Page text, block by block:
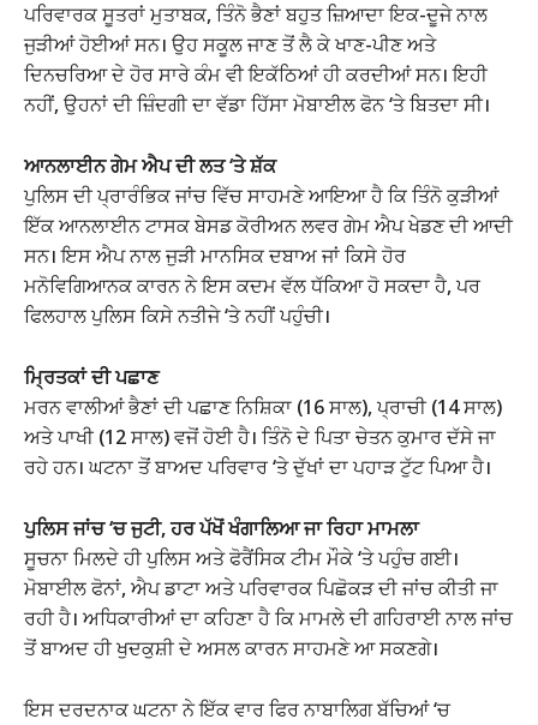
ਪਰਿਵਾਰਕ ਸੂਤਰਾਂ ਮੁਤਾਬਕ, ਤਿੰਨੋ ਭੈਣਾਂ ਬਹੁਤ ਜ਼ਿਆਦਾ ਇਕ-ਦੂਜੇ ਨਾਲ
ਜੁੜੀਆਂ ਹੋਈਆਂ ਸਨ। ਉਹ ਸਕੂਲ ਜਾਣ ਤੋਂ ਲੈ ਕੇ ਖਾਣ-ਪੀਣ ਅਤੇ
ਦਿਨਚਰਿਆ ਦੇ ਹੋਰ ਸਾਰੇ ਕੰਮ ਵੀ ਇਕੱਠਿਆਂ ਹੀ ਕਰਦੀਆਂ ਸਨ। ਇਹੀ
ਨਹੀਂ, ਉਹਨਾਂ ਦੀ ਜ਼ਿੰਦਗੀ ਦਾ ਵੱਡਾ ਹਿੱਸਾ ਮੋਬਾਈਲ ਫੋਨ ‘ਤੇ ਬਿਤਦਾ ਸੀ।
ਆਨਲਾਈਨ ਗੇਮ ਐਪ ਦੀ ਲਤ ‘ਤੇ ਸ਼ੱਕ
ਪੁਲਿਸ ਦੀ ਪ੍ਰਾਰੰਭਿਕ ਜਾਂਚ ਵਿੱਚ ਸਾਹਮਣੇ ਆਇਆ ਹੈ ਕਿ ਤਿੰਨੋ ਕੁੜੀਆਂ
ਇੱਕ ਆਨਲਾਈਨ ਟਾਸਕ ਬੇਸਡ ਕੋਰੀਅਨ ਲਵਰ ਗੇਮ ਐਪ ਖੇਡਣ ਦੀ ਆਦੀ
ਸਨ। ਇਸ ਐਪ ਨਾਲ ਜੁੜੀ ਮਾਨਸਿਕ ਦਬਾਅ ਜਾਂ ਕਿਸੇ ਹੋਰ
ਮਨੋਵਿਗਿਆਨਕ ਕਾਰਨ ਨੇ ਇਸ ਕਦਮ ਵੱਲ ਧੱਕਿਆ ਹੋ ਸਕਦਾ ਹੈ, ਪਰ
ਫਿਲਹਾਲ ਪੁਲਿਸ ਕਿਸੇ ਨਤੀਜੇ ‘ਤੇ ਨਹੀਂ ਪਹੁੰਚੀ।
ਮ੍ਰਿਤਕਾਂ ਦੀ ਪਛਾਣ
ਮਰਨ ਵਾਲੀਆਂ ਭੈਣਾਂ ਦੀ ਪਛਾਣ ਨਿਸ਼ਿਕਾ (16 ਸਾਲ), ਪ੍ਰਾਚੀ (14 ਸਾਲ)
ਅਤੇ ਪਾਖੀ (12 ਸਾਲ) ਵਜੋਂ ਹੋਈ ਹੈ। ਤਿੰਨੋ ਦੇ ਪਿਤਾ ਚੇਤਨ ਕੁਮਾਰ ਦੱਸੇ ਜਾ
ਰਹੇ ਹਨ। ਘਟਨਾ ਤੋਂ ਬਾਅਦ ਪਰਿਵਾਰ ‘ਤੇ ਦੁੱਖਾਂ ਦਾ ਪਹਾੜ ਟੁੱਟ ਪਿਆ ਹੈ।
ਪੁਲਿਸ ਜਾਂਚ ‘ਚ ਜੁਟੀ, ਹਰ ਪੱਖੋਂ ਖੰਗਾਲਿਆ ਜਾ ਰਿਹਾ ਮਾਮਲਾ
ਸੂਚਨਾ ਮਿਲਦੇ ਹੀ ਪੁਲਿਸ ਅਤੇ ਫੋਰੈਂਸਿਕ ਟੀਮ ਮੌਕੇ ‘ਤੇ ਪਹੁੰਚ ਗਈ।
ਮੋਬਾਈਲ ਫੋਨਾਂ, ਐਪ ਡਾਟਾ ਅਤੇ ਪਰਿਵਾਰਕ ਪਿਛੋਕੜ ਦੀ ਜਾਂਚ ਕੀਤੀ ਜਾ
ਰਹੀ ਹੈ। ਅਧਿਕਾਰੀਆਂ ਦਾ ਕਹਿਣਾ ਹੈ ਕਿ ਮਾਮਲੇ ਦੀ ਗਹਿਰਾਈ ਨਾਲ ਜਾਂਚ
ਤੋਂ ਬਾਅਦ ਹੀ ਖੁਦਕੁਸ਼ੀ ਦੇ ਅਸਲ ਕਾਰਨ ਸਾਹਮਣੇ ਆ ਸਕਣਗੇ।
ਇਸ ਦਰਦਨਾਕ ਘਟਨਾ ਨੇ ਇੱਕ ਵਾਰ ਫਿਰ ਨਾਬਾਲਿਗ ਬੱਚਿਆਂ ‘ਚ